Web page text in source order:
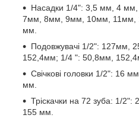
Насадки 1/4": 3,5 мм, 4
7мм, 8мм, 9мм, 10мм, 11мм,
мм.
Подовжувачі 1/2": 127мм,
152,4мм; 1/4 ": 50,8мм,
Свічкові головки 1/2": 16
мм.
Тріскачки на 72 зуба: 1/
155 мм.